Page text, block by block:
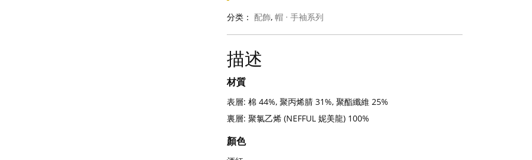
分类： 配飾, 帽 · 手袖系列
描述
材質
表層: 棉 44%, 聚丙烯腈 31%, 聚酯纖維 25%
裏層: 聚氯乙烯 (NEFFUL 妮美龍) 100%
顏色